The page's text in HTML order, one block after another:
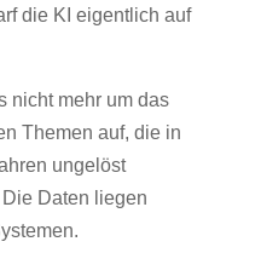
die KI eigentlich auf
nicht mehr um das
Themen auf, die in
ungelöst
Daten liegen